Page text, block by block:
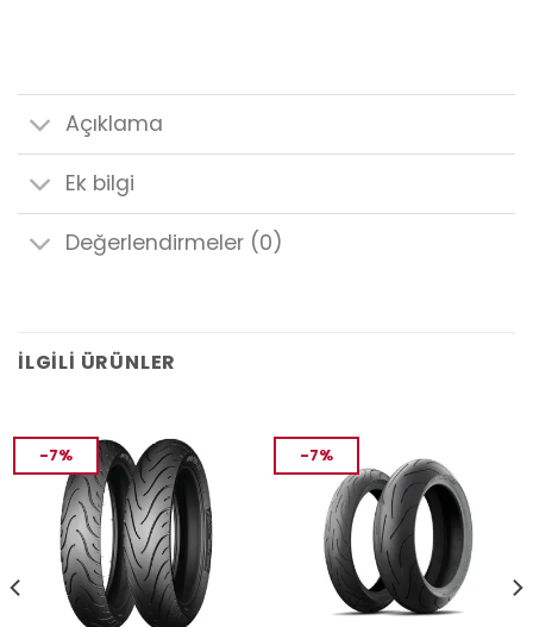
Açıklama
Ek bilgi
Değerlendirmeler (0)
İLGILI ÜRÜNLER
-7% -7%